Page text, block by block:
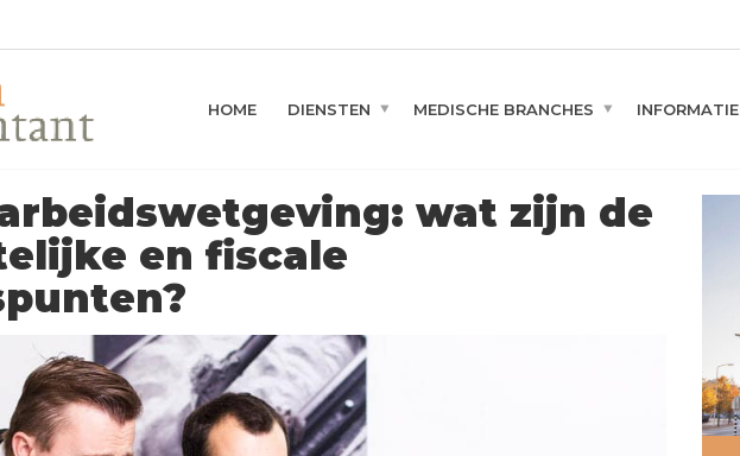
HOME DIENSTEN MEDISCHE BRANCHES INFORMATIE
wat zijn de
en fiscale